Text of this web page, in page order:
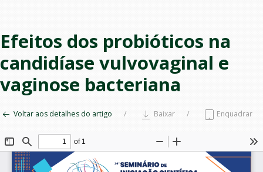
Efeitos dos probióticos na
candidíase vulvovaginal e
vaginose bacteriana
Voltar aos detalhes do artigo Baixar Enquadrar